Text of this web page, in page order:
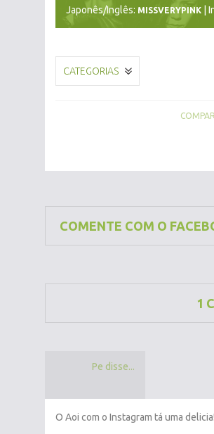
Japonês/Inglês: MISSVERYPINK |
CATEGORIAS
COMENTE COM O
1
Pe disse...
O Aoi com o Instagram tá uma